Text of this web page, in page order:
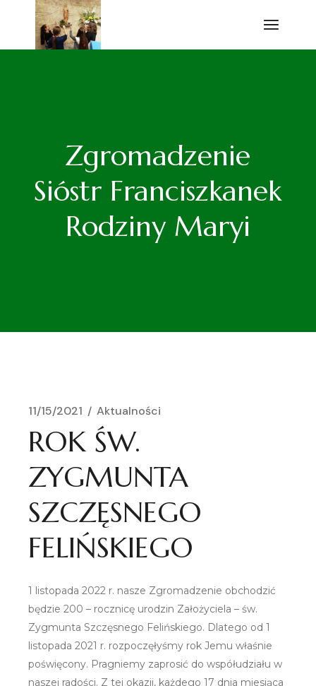
Przejdź
Zgromadzenie
Sióstr Franciszkanek
Rodziny Maryi
11/15/2021 Aktualności
ROK ŚW.
ZYGMUNTA
SZCZĘSNEGO
FELIŃSKIEGO
1 listopada 2022 r. nasze Zgromadzenie obchodzić
będzie 200 – rocznicę urodzin Założyciela – św.
Zygmunta Szczęsnego Felińskiego. Dlatego od 1
listopada 2021 r. rozpoczęłyśmy rok Jemu właśnie
poświęcony. Pragniemy zaprosić do współudziału w
naszej radości. Z tej okazji, każdego 17 dnia miesiąca